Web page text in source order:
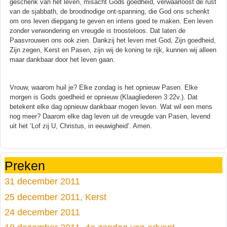
geschenk van het leven, misacht Gods goedheid, verwaarloost de rust
van de sjabbath, de broodnodige ont-spanning, die God ons schenkt
om ons leven diepgang te geven en intens goed te maken. Een leven
zonder verwondering en vreugde is troosteloos. Dat laten de
Paasvrouwen ons ook zien. Dankzij het leven met God, Zijn goedheid,
Zijn zegen, Kerst en Pasen, zijn wij de koning te rijk, kunnen wij alleen
maar dankbaar door het leven gaan.
Vrouw, waarom huil je? Elke zondag is het opnieuw Pasen. Elke
morgen is Gods goedheid er opnieuw (Klaagliederen 3:22v.). Dat
betekent elke dag opnieuw dankbaar mogen leven. Wat wil een mens
nog meer? Daarom elke dag leven uit de vreugde van Pasen, levend
uit het ‘Lof zij U, Christus, in eeuwigheid’. Amen.
Preken
31 december 2011
25 december 2011, Kerst
24 december 2011